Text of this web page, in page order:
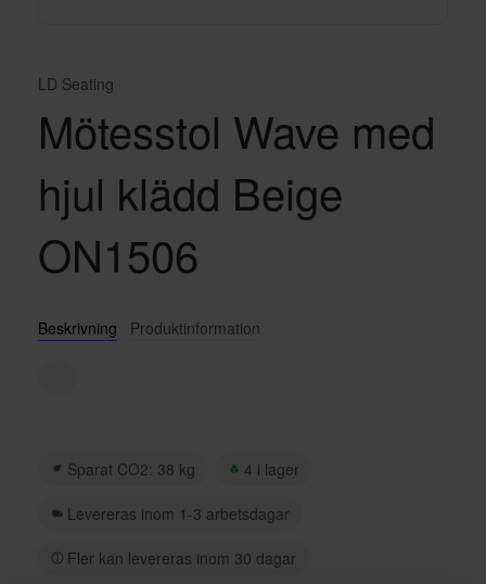
LD Seating
Mötesstol Wave med
hjul klädd Beige
ON1506
Beskrivning Produktinformation
Sparat CO2: 38 kg
4 i lager
Levereras inom 1-3 arbetsdagar
Fler kan levereras inom 30 dagar